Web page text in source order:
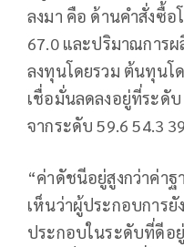
ลงมา คือ ด้านคำสั่งซื้อ
67.0 และปริมาณการผ
ลงทุนโดยรวม ต้นทุนโ
เชื่อมั่นลดลงอยู่ที่ระดับ
จากระดับ 59.6 54.3
“ค่าดัชนีอยู่สูงกว่าค่า
เห็นว่าผู้ประกอบการ
ประกอบในระดับที่ดีอ